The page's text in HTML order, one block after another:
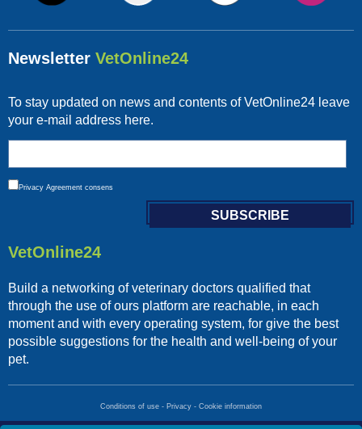
Newsletter VetOnline24
To stay updated on news and contents of VetOnline24 leave
your e-mail address here.
Privacy Agreement consens
VetOnline24
Build a networking of veterinary doctors qualified that
through the use of ours platform are reachable, in each
moment and with every operating system, for give the best
possible suggestions for the health and well-being of your
pet.
Conditions of use - Privacy - Cookie information